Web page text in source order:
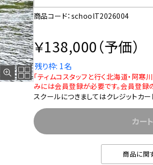
商品コード：schoolT2026004
￥138,000（予価）
残り枠: 1名
「ティムコスタッフと行く北海道・阿
みには会員登録が必要です。会員登録の
スクールにつきましてはクレジットカー
カー
商品に関